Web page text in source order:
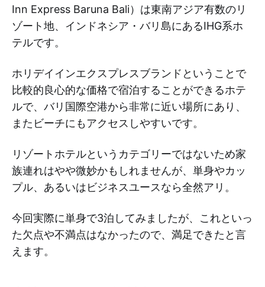
Inn Express Baruna Bali）は東南アジア有数のリ
ゾート地、インドネシア・バリ島にあるIHG系ホ
テルです。
ホリデイインエクスプレスブランドということで
比較的良心的な価格で宿泊することができるホテ
ルで、バリ国際空港から非常に近い場所にあり、
またビーチにもアクセスしやすいです。
リゾートホテルというカテゴリーではないため家
族連れはやや微妙かもしれませんが、単身やカッ
プル、あるいはビジネスユースなら全然アリ。
今回実際に単身で3泊してみましたが、これといっ
た欠点や不満点はなかったので、満足できたと言
えます。